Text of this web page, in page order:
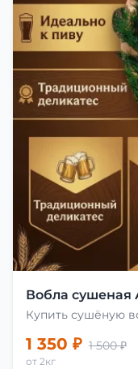
Вобла сушеная
Купить сушёную
1 350 ₽ 1 500 ₽
от 2кг